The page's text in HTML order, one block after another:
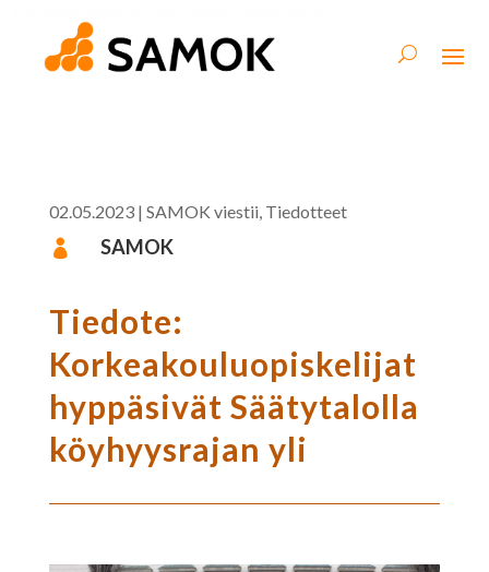
02.05.2023| SAMOK viestii, Tiedotteet
 SAMOK
Tiedote:
Korkeakouluopiskelijat
hyppäsivät Säätytalolla
köyhyysrajan yli